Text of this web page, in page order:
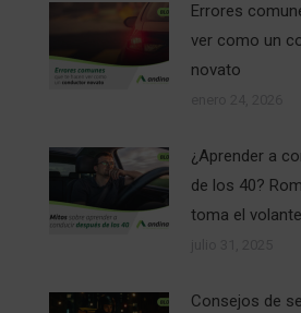
Errores
ver como un
novato
¿Aprender a
de los 40?
toma el
Consejos de